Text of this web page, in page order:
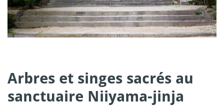
Arbres et singes sacrés au
sanctuaire Niiyama-jinja